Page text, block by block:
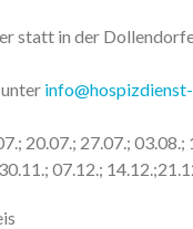
statt in der
20.07.; 27.07.;
07.12.;